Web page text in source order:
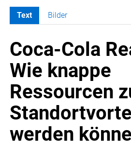
MELDUNGEN
COCA-COLA
COCA-COLA HBC ÖSTERREICH
Nemiroff
Padre Azul
The Famous Grouse
Ron Barceló
Costa Coffee
Text Bilder
Coca-Cola
Wie knappe
Ressourcen
werden